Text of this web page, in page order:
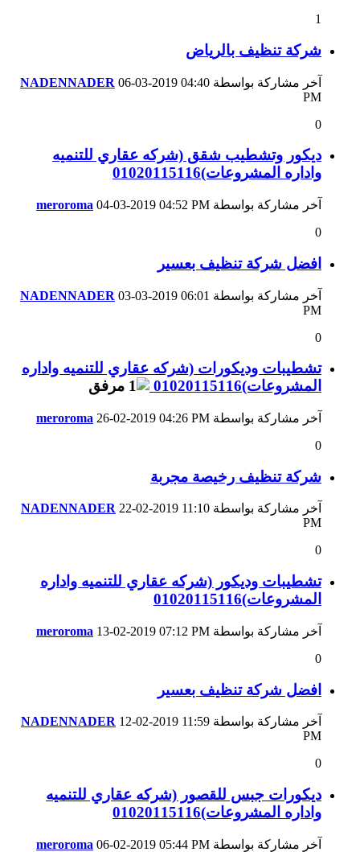
1
شركة تنظيف بالرياض
آخر مشاركة بواسطة NADENNADER 06-03-2019 04:40
PM
0
ديكور وتشطيب شقق (شركه عقاري للتنميه
واداره المشروعات)01020115116
آخر مشاركة بواسطة meroroma 04-03-2019 04:52 PM
0
افضل شركة تنظيف بعسير
آخر مشاركة بواسطة NADENNADER 03-03-2019 06:01
PM
0
تشطيبات وديكورات (شركه عقاري للتنميه واداره
المشروعات)01020115116
آخر مشاركة بواسطة meroroma 26-02-2019 04:26 PM
0
شركة تنظيف رخيصة مجربة
آخر مشاركة بواسطة NADENNADER 22-02-2019 11:10
PM
0
تشطيبات وديكور (شركه عقاري للتنميه واداره
المشروعات)01020115116
آخر مشاركة بواسطة meroroma 13-02-2019 07:12 PM
0
افضل شركة تنظيف بعسير
آخر مشاركة بواسطة NADENNADER 12-02-2019 11:59
PM
0
ديكورات جبس للقصور (شركه عقاري للتنميه
واداره المشروعات)01020115116
آخر مشاركة بواسطة meroroma 06-02-2019 05:44 PM